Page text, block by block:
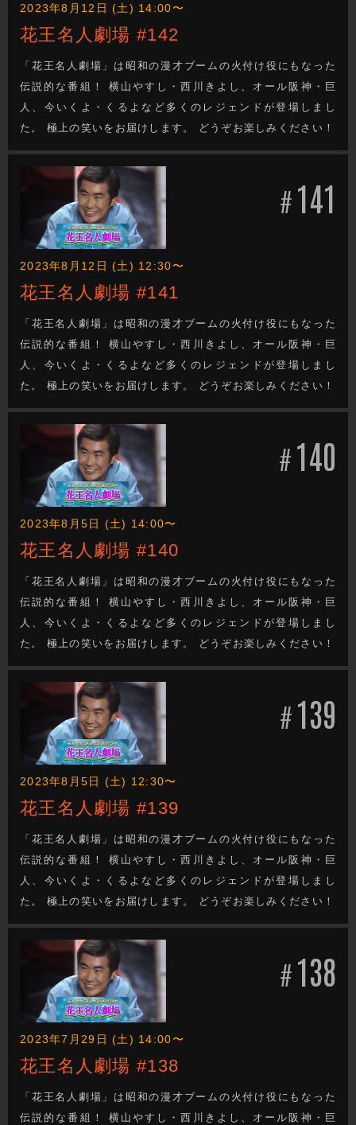
2023年8月12日 (土) 14:00〜
花王名人劇場 #142
「花王名人劇場」は昭和の漫才ブームの火付け役にもなった
伝説的な番組！ 横山やすし・西川きよし、オール阪神・巨
人、今いくよ・くるよなど多くのレジェンドが登場しまし
た。 極上の笑いをお届けします。 どうぞお楽しみください！
#141
2023年8月12日 (土) 12:30〜
花王名人劇場 #141
「花王名人劇場」は昭和の漫才ブームの火付け役にもなった
伝説的な番組！ 横山やすし・西川きよし、オール阪神・巨
人、今いくよ・くるよなど多くのレジェンドが登場しまし
た。 極上の笑いをお届けします。 どうぞお楽しみください！
#140
2023年8月5日 (土) 14:00〜
花王名人劇場 #140
「花王名人劇場」は昭和の漫才ブームの火付け役にもなった
伝説的な番組！ 横山やすし・西川きよし、オール阪神・巨
人、今いくよ・くるよなど多くのレジェンドが登場しまし
た。 極上の笑いをお届けします。 どうぞお楽しみください！
#139
2023年8月5日 (土) 12:30〜
花王名人劇場 #139
「花王名人劇場」は昭和の漫才ブームの火付け役にもなった
伝説的な番組！ 横山やすし・西川きよし、オール阪神・巨
人、今いくよ・くるよなど多くのレジェンドが登場しまし
た。 極上の笑いをお届けします。 どうぞお楽しみください！
#138
2023年7月29日 (土) 14:00〜
花王名人劇場 #138
「花王名人劇場」は昭和の漫才ブームの火付け役にもなった
伝説的な番組！ 横山やすし・西川きよし、オール阪神・巨